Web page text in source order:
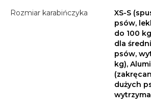
Rozmiar karabińczyka
XS-S
psów,
do 100
dla
psów,
kg),
dużych